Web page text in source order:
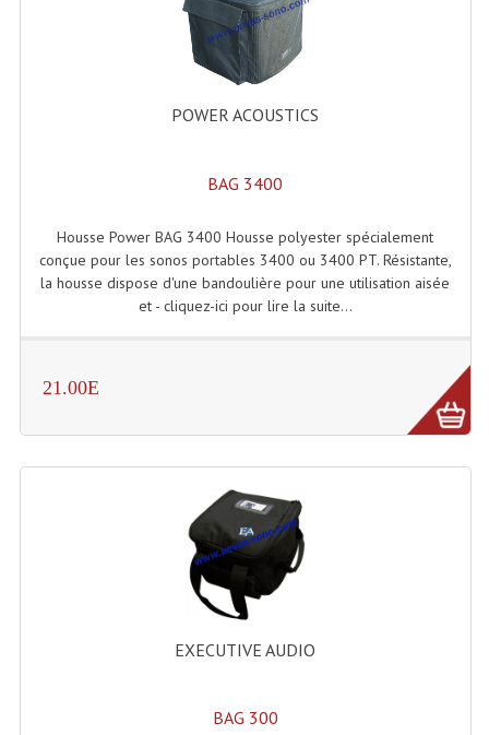
Lampes Halogenes Divers
Lampes Leds
Les Packs Light
Lumières Noire
Lyres
Projecteur Extérieur Multifaisceaux
Projecteur Led Sur Batterie
Projecteurs À Leds D'extérieurs
Projecteurs Barres De Leds
Projecteurs Déco À Leds
POWER ACOUSTICS
BAG 3400
Housse Power BAG 3400 Housse polyester spécialement
conçue pour les sonos portables 3400 ou 3400 PT. Résistante,
la housse dispose d'une bandoulière pour une utilisation aisée
et - cliquez-ici pour lire la suite...
21.00E
EXECUTIVE AUDIO
BAG 300